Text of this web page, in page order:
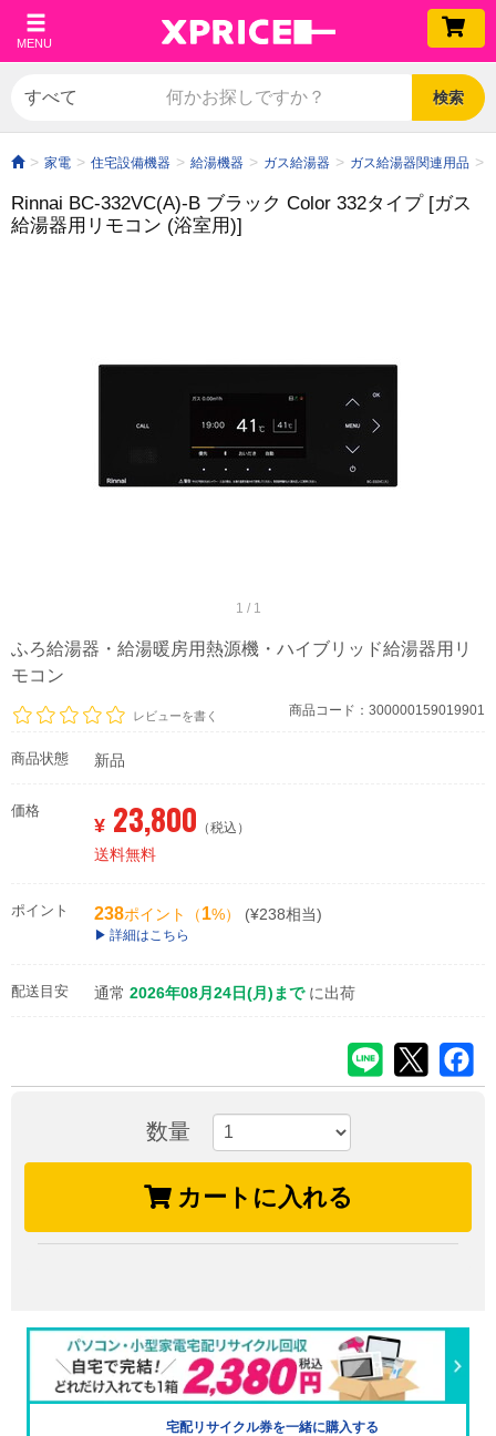
MENU
検索
家電 住宅設備機器 給湯機器 ガス給湯器 ガス給湯器関連用品
Rinnai BC-332VC(A)-B ブラック Color 332タイプ [ガス
給湯器用リモコン (浴室用)]
1 / 1
ふろ給湯器・給湯暖房用熱源機・ハイブリッド給湯器用リ
モコン
レビューを書く 商品コード：300000159019901
商品状態 新品
価格
¥ 23,800 （税込）
送料無料
ポイント 238ポイント（1%） (¥238相当)
詳細はこちら
配送目安 通常 2026年08月24日(月)まで に出荷
数量
カートに入れる
宅配リサイクル券を一緒に購入する